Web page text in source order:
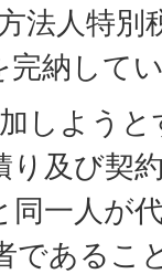
法人特
完納して
しよう
り及び契
同一人が
であるこ